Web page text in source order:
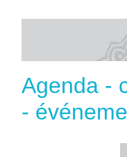
Agenda -
-